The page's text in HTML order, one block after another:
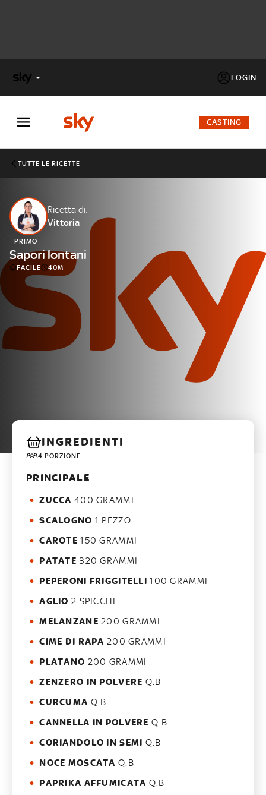
LOGIN
FACTOR
Cos’altro vedere:
PROGRAMMI SKY
Un mondo di offerte:
SKY.IT
NOW
CASTING
TUTTE LE RICETTE
Ricetta di:
Vittoria
PRIMO
Sapori lontani
FACILE 40M
INGREDIENTI
4 PORZIONE
PRINCIPALE
ZUCCA 400 GRAMMI
SCALOGNO 1 PEZZO
CAROTE 150 GRAMMI
PATATE 320 GRAMMI
PEPERONI FRIGGITELLI 100 GRAMMI
AGLIO 2 SPICCHI
MELANZANE 200 GRAMMI
CIME DI RAPA 200 GRAMMI
PLATANO 200 GRAMMI
ZENZERO IN POLVERE Q.B
CURCUMA Q.B
CANNELLA IN POLVERE Q.B
CORIANDOLO IN SEMI Q.B
NOCE MOSCATA Q.B
PAPRIKA AFFUMICATA Q.B